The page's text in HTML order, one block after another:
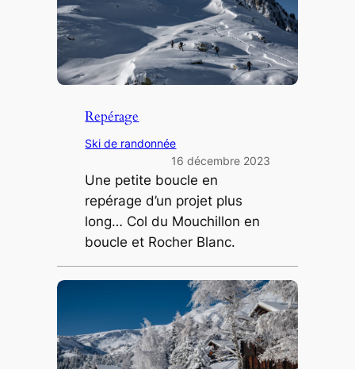
Repérage
Ski de randonnée
16 décembre 2023
Une petite boucle en
repérage d’un projet plus
long… Col du Mouchillon en
boucle et Rocher Blanc.